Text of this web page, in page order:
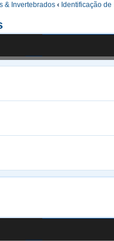
& Invertebrados ‹ Identificação